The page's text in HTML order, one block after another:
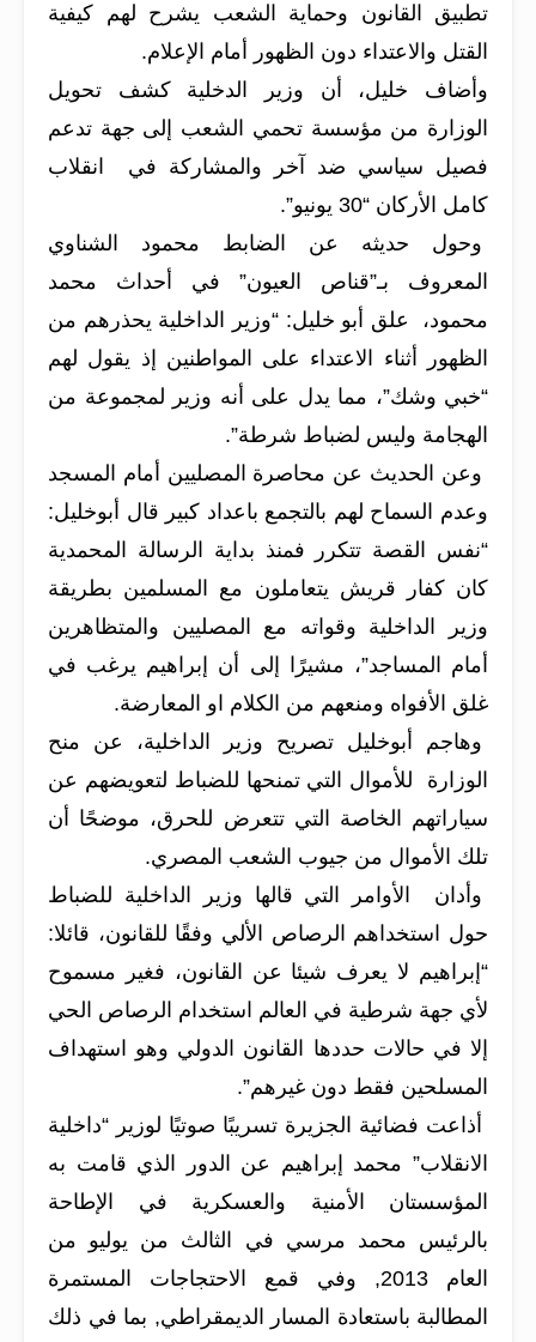
تطبيق القانون وحماية الشعب يشرح لهم كيفية
القتل والاعتداء دون الظهور أمام الإعلام.
وأضاف خليل، أن وزير الدخلية كشف تحويل
الوزارة من مؤسسة تحمي الشعب إلى جهة تدعم
فصيل سياسي ضد آخر والمشاركة في انقلاب
كامل الأركان “30 يونيو”.
وحول حديثه عن الضابط محمود الشناوي
المعروف بـ”قناص العيون” في أحداث محمد
محمود، علق أبو خليل: “وزير الداخلية يحذرهم من
الظهور أثناء الاعتداء على المواطنين إذ يقول لهم
“خبي وشك”، مما يدل على أنه وزير لمجموعة من
الهجامة وليس لضباط شرطة”.
وعن الحديث عن محاصرة المصليين أمام المسجد
وعدم السماح لهم بالتجمع باعداد كبير قال أبوخليل:
“نفس القصة تتكرر فمنذ بداية الرسالة المحمدية
كان كفار قريش يتعاملون مع المسلمين بطريقة
وزير الداخلية وقواته مع المصليين والمتظاهرين
أمام المساجد”، مشيرًا إلى أن إبراهيم يرغب في
غلق الأفواه ومنعهم من الكلام او المعارضة.
وهاجم أبوخليل تصريح وزير الداخلية، عن منح
الوزارة للأموال التي تمنحها للضباط لتعويضهم عن
سياراتهم الخاصة التي تتعرض للحرق، موضحًا أن
تلك الأموال من جيوب الشعب المصري.
وأدان الأوامر التي قالها وزير الداخلية للضباط
حول استخداهم الرصاص الألي وفقًا للقانون، قائلا:
“إبراهيم لا يعرف شيئا عن القانون، فغير مسموح
لأي جهة شرطية في العالم استخدام الرصاص الحي
إلا في حالات حددها القانون الدولي وهو استهداف
المسلحين فقط دون غيرهم”.
أذاعت فضائية الجزيرة تسريبًا صوتيًا لوزير “داخلية
الانقلاب” محمد إبراهيم عن الدور الذي قامت به
المؤسستان الأمنية والعسكرية في الإطاحة
بالرئيس محمد مرسي في الثالث من يوليو من
العام 2013, وفي قمع الاحتجاجات المستمرة
المطالبة باستعادة المسار الديمقراطي, بما في ذلك